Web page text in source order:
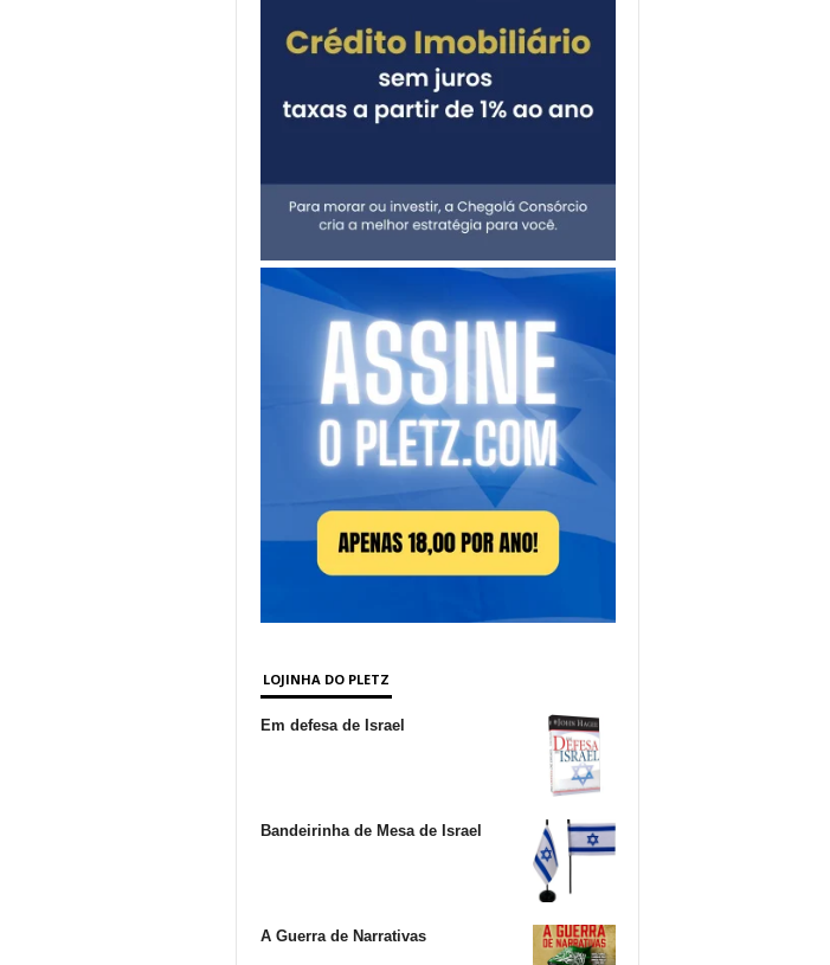
LOJINHA DO PLETZ
Em defesa de Israel
Bandeirinha de Mesa de Israel
A Guerra de Narrativas